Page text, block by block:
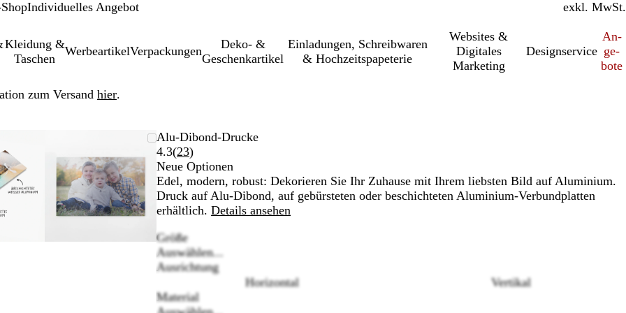
Individuelles Angebot inkl. MwSt.
exkl. MwSt.
Kleidung &
Taschen
WerbeartikelVerpackungen
Deko- &
Geschenkartikel
Einl­a­dung­en, Schreib­wa­ren
& Hochzeitspapeterie
Websites &
Digitales
Marketing
Designservice
An­­
ge­­
bo­­te
zum Versand hier.
Vergrößer-/verkleinerbares
Minimum
Vergrößern
Verwenden
die
Tasten
+
und
Alu-Dibond-Drucke
4.3(23Bewertungen
23
lesen
)
Neue Optionen
Edel, modern, robust: Dekorieren Sie Ihr Zuhause mit Ihrem liebsten Bild auf Aluminium.
Druck auf Alu-Dibond, auf gebürsteten oder beschichteten Aluminium-Verbundplatten
erhältlich. Details ansehen
Größe
Auswählen...
Ausrichtung
Horizontal
Vertikal
Material